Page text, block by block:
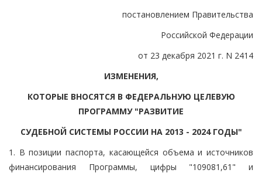
постановлением Правительства
Российской Федерации
от 23 декабря 2021 г. N 2414
ИЗМЕНЕНИЯ,
КОТОРЫЕ ВНОСЯТСЯ В ФЕДЕРАЛЬНУЮ ЦЕЛЕВУЮ
ПРОГРАММУ "РАЗВИТИЕ
СУДЕБНОЙ СИСТЕМЫ РОССИИ НА 2013 - 2024 ГОДЫ"
1. В позиции паспорта, касающейся объема и источников
финансирования Программы, цифры "109081,61" и